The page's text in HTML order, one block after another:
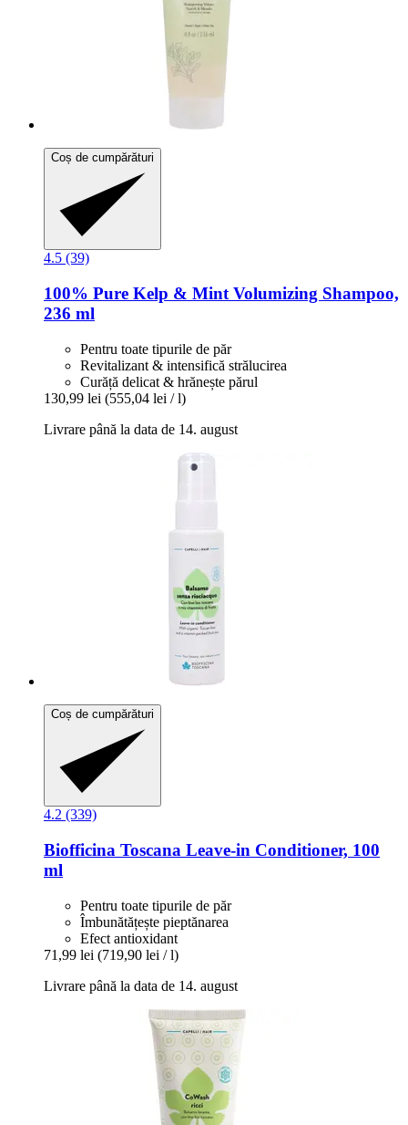
Coș de cumpărături
4.5 (39)
100% Pure Kelp & Mint Volumizing Shampoo,
236 ml
Pentru toate tipurile de păr
Revitalizant & intensifică strălucirea
Curăță delicat & hrănește părul
130,99 lei (555,04 lei / l)
Livrare până la data de 14. august
Coș de cumpărături
4.2 (339)
Biofficina Toscana Leave-​in Conditioner, 100
ml
Pentru toate tipurile de păr
Îmbunătățește pieptănarea
Efect antioxidant
71,99 lei (719,90 lei / l)
Livrare până la data de 14. august